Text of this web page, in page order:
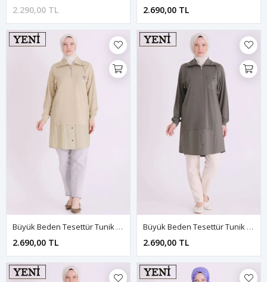
2.290,00 TL 2.690,00 TL
Büyük Beden Tesettür Tunik 2077 Ihlamur
2.690,00 TL
Büyük Beden Tesettür Tunik 2077 Kına Yeşili
2.690,00 TL